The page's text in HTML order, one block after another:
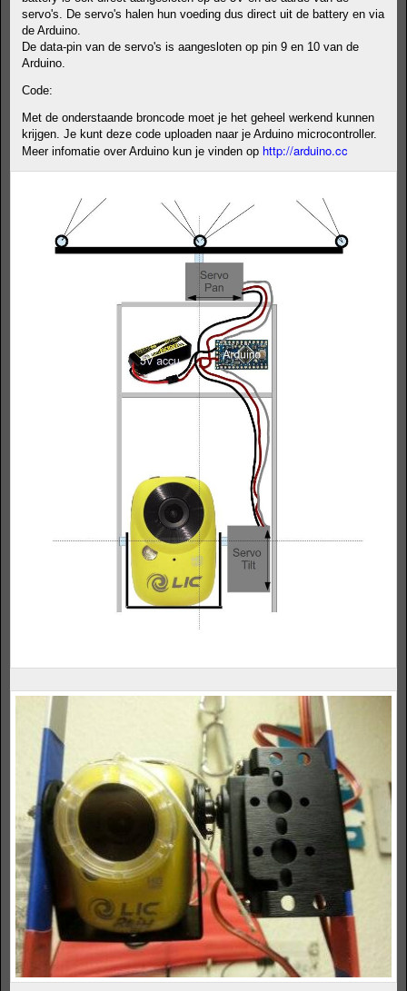
servo's. De servo's halen hun voeding dus direct uit de battery en via
de Arduino.
De data-pin van de servo's is aangesloten op pin 9 en 10 van de
Arduino.
Code:
Met de onderstaande broncode moet je het geheel werkend kunnen
krijgen. Je kunt deze code uploaden naar je Arduino microcontroller.
Meer infomatie over Arduino kun je vinden op http://arduino.cc